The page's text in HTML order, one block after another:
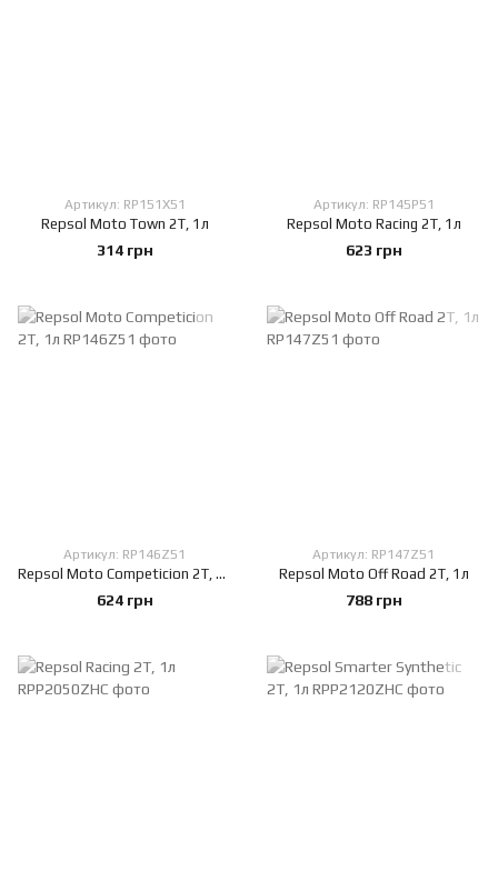
Артикул: RP151X51
Repsol Moto Town 2T, 1л
314 грн
Артикул: RP145P51
Repsol Moto Racing 2T, 1л
623 грн
Артикул: RP146Z51
Repsol Moto Competicion 2T, 1л
624 грн
Артикул: RP147Z51
Repsol Moto Off Road 2T, 1л
788 грн